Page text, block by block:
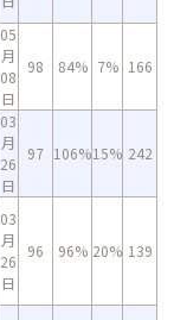
05
月
08
日
98 84% 7% 166
03
月
26
日
97 106%15% 242
03
月
26
日
96 96% 20% 139